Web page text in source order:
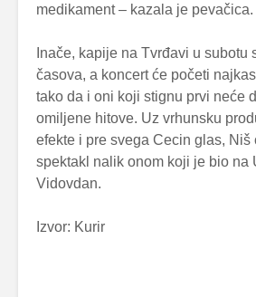
medikament – kazala je pevačica.
Inače, kapije na Tvrđavi u subotu
časova, a koncert će početi
tako da i oni koji stignu prvi neće
omiljene hitove. Uz vrhunsku
efekte i pre svega Cecin glas, Niš
spektakl nalik onom koji je bio na
Vidovdan.
Izvor: Kurir